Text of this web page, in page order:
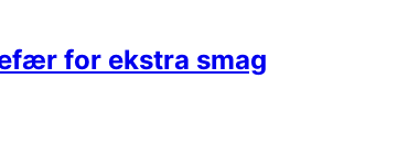
for ekstra smag